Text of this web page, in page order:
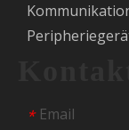
* Email